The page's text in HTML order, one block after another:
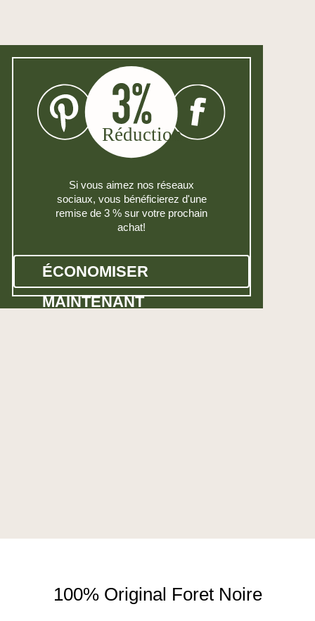
Si vous aimez nos réseaux
sociaux, vous bénéficierez d'une
remise de 3 % sur votre prochain
achat!
ÉCONOMISER
MAINTENANT
100% Original Foret Noire